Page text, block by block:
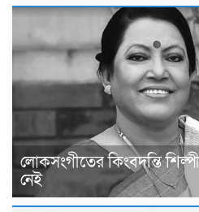
লোকসংগীতের কিংবদন্তি
নেই